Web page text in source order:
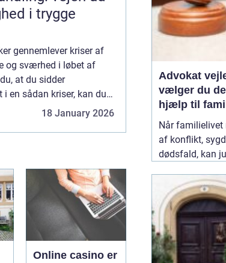
i trygge
gennemlever kriser af
og sværhed i løbet af
at du sidder
en sådan kriser, kan du
til at k...18 January 2026
Online casino er
Advokat vejle
vælger du
hjælp til
Når familielivet
af konflikt,
dødsfald, kan
sig store.
at de både
følelser og
problemer på
Her kan en
January 2026